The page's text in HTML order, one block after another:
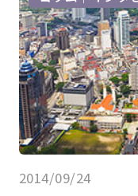
2014/09/24